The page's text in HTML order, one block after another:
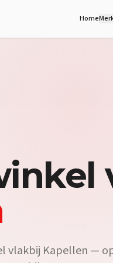
Ja. De
Home
vlakbij Kapellen —